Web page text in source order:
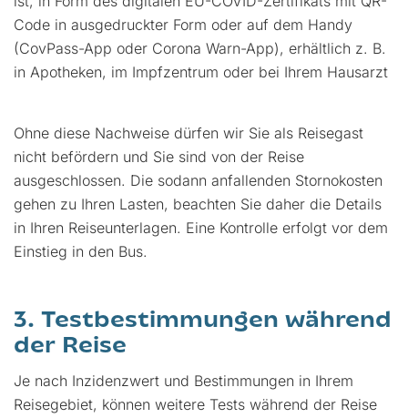
Code in ausgedruckter Form oder auf dem Handy
(CovPass-App oder Corona Warn-App), erhältlich z. B.
in Apotheken, im Impfzentrum oder bei Ihrem Hausarzt
Ohne diese Nachweise dürfen wir Sie als Reisegast
nicht befördern und Sie sind von der Reise
ausgeschlossen. Die sodann anfallenden Stornokosten
gehen zu Ihren Lasten, beachten Sie daher die Details
in Ihren Reiseunterlagen. Eine Kontrolle erfolgt vor dem
Einstieg in den Bus.
3. Testbestimmungen während
der Reise
Je nach Inzidenzwert und Bestimmungen in Ihrem
Reisegebiet, können weitere Tests während der Reise